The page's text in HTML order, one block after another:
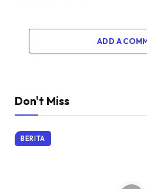
ADD A
Don't Miss
BERITA